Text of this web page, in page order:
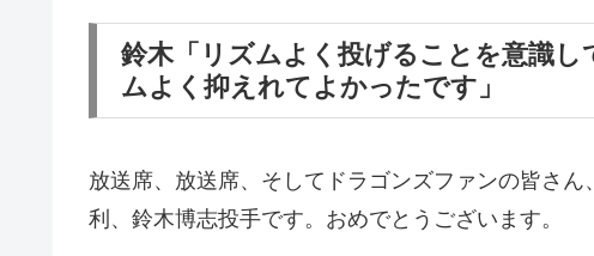
鈴木「リズムよく投げることを意識
ムよく抑えれてよかったです」
放送席、放送席、そしてドラゴンズファンの皆さ
利、鈴木博志投手です。おめでとうございます。